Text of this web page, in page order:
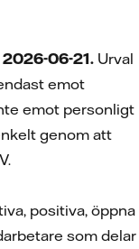
2026-06-21. Urval
emot
emot personligt
genom att
positiva, öppna
som delar